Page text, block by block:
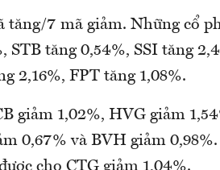
7 mã giảm. Những cổ
STB tăng 0,54%, SSI tăng
2,16%, FPT tăng 1,08%.
giảm 1,02%, HVG giảm
0,67% và BVH giảm
cho CTG giảm 1,04%.